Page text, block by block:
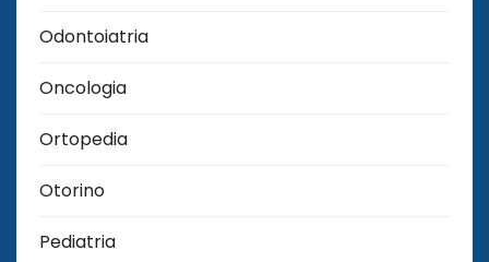
Odontoiatria
Oncologia
Ortopedia
Otorino
Pediatria